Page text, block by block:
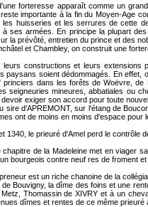
forteresse apparaît comme un
importante à la fin du Moyen-Age
les huisseries et les serrures de cette
à ses armées. En principe la plupart
la prévôté, entretien du prince et des
et Chambley, on construit une
leurs constructions et leurs extensions
paysans soient dédommagés. En effet,
princiers dans les forêts de Woëvre,
seigneuries mineures, abbatiales ou
exiger son accord pour toute
sire d'APREMONT, sur l'étang de
ont de moins en moins d'espace pour
1340, le prieuré d'Amel perd le contrôle
chapitre de la Madeleine met en viager
bourgeois contre neuf res de froment
est un riche chanoine de la
de Bouvigny, la dîme des foins et une
Thomassin de XIVRY et à un
dîmes et rentes de ce même